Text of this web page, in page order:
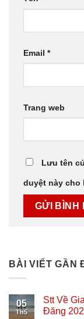
Email *
Trang web
Lưu tên
duyệt này cho
BÀI VIẾT GẦN
05
Th5
Stt Về
Đăng